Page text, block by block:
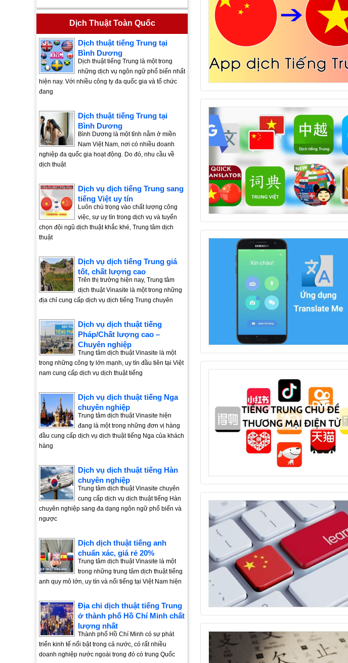
Dịch Thuật Toàn Quốc
Dịch thuật tiếng Trung tại
Bình Dương
Dịch thuật tiếng Trung là một trong
những dịch vụ ngôn ngữ phổ biến nhất
hiện nay. Với nhiều công ty đa quốc gia và tổ chức
đang
Dịch thuật tiếng Trung tại
Bình Dương
Bình Dương là một tỉnh nằm ở miền
Nam Việt Nam, nơi có nhiều doanh
nghiệp đa quốc gia hoạt động. Do đó, nhu cầu về
dịch thuật
Dịch vụ dịch tiếng Trung sang
tiếng Việt uy tín
Luôn chú trọng vào chất lượng công
việc, sự uy tín trong dịch vụ và tuyển
chọn đội ngũ dịch thuật khắc khé, Trung tâm dịch
thuật
Dịch vụ dịch tiếng Trung giá
tốt, chất lượng cao
Trên thị trường hiện nay, Trung tâm
dịch thuật Vinasite là một trong những
địa chỉ cung cấp dịch vụ dịch tiếng Trung chuyên
Dịch vụ dịch thuật tiếng
Pháp/Chất lượng cao –
Chuyên nghiệp
Trung tâm dịch thuật Vinasite là một
trong những công ty lớn mạnh, uy tín đầu tiên tại Việt
nam cung cấp dịch vụ dịch thuật tiếng
Dịch vụ dịch thuật tiếng Nga
chuyên nghiệp
Trung tâm dịch thuật Vinasite hiện
đang là một trong những đơn vị hàng
đầu cung cấp dịch vụ dịch thuật tiếng Nga của khách
hàng
Dịch vụ dịch thuật tiếng Hàn
chuyên nghiệp
Trung tâm dịch thuật Vinasite chuyên
cung cấp dịch vụ dịch thuật tiếng Hàn
chuyên nghiệp sang đa dạng ngôn ngữ phổ biến và
ngược
Dịch dịch thuật tiếng anh
chuẩn xác, giá rẻ 20%
Trung tâm dịch thuật Vinasite là một
trong những trung tâm dịch thuật tiếng
anh quy mô lớn, uy tín và nổi tiếng tại Việt Nam hiện
Địa chỉ dịch thuật tiếng Trung
ở thành phố Hồ Chí Minh chất
lượng nhất
Thành phố Hồ Chí Minh có sự phát
triển kinh tế nổi bật trong cả nước, có rất nhiều
doanh nghiệp nước ngoài trong đó có trung Quốc